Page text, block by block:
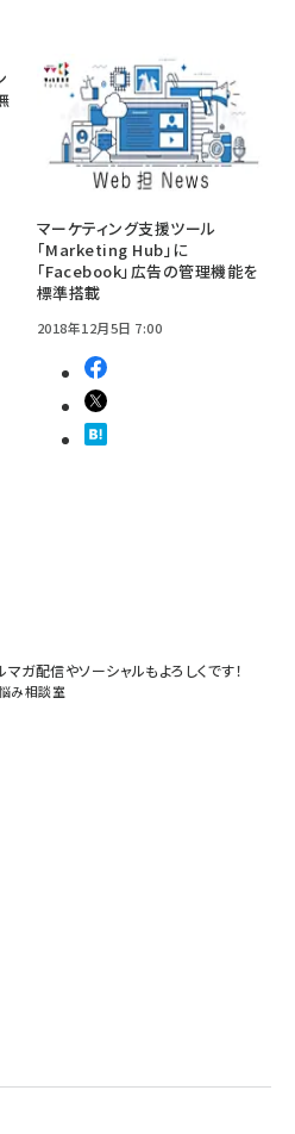
マーケティング支援ツール
「Marketing Hub」に
「Facebook」広告の管理機能を
標準搭載
2018年12月5日 7:00
ガ配信やソーシャルもよろしくです！
み相談室